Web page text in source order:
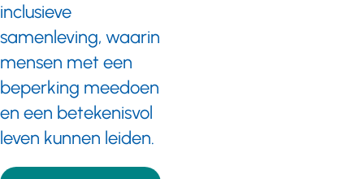
inclusieve
samenleving, waarin
mensen met een
beperking meedoen
en een betekenisvol
leven kunnen leiden.